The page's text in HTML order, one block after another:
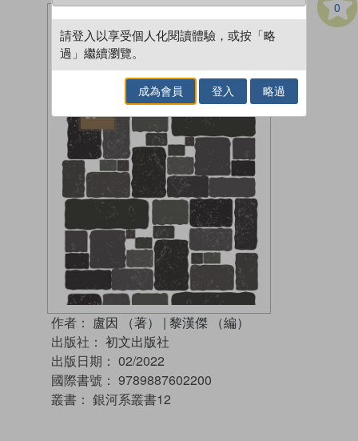
0
作者： 盧因 （著） | 黎漢傑 （編）
出版社： 初文出版社
出版日期： 02/2022
國際書號： 9789887602200
叢書： 銀河系叢書12
請登入以享受個人化閱讀體驗，或按「略
過」繼續瀏覽。
成為會員 登入 略過